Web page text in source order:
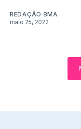
REDAÇÃO BMA
maio 25, 2022